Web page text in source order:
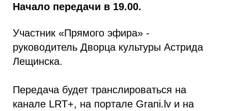
Начало передачи в 19.00.
Участник «Прямого эфира» -
руководитель Дворца культуры Астрида
Лещинска.
Передача будет транслироваться на
канале LRT+, на портале Grani.lv и на